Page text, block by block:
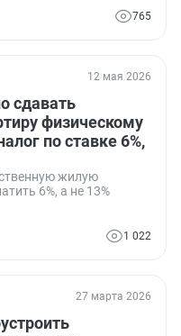
765
12 мая 2026
сдавать
физическому
по ставке 6%,
жилую
6%, а не 13%
1 022
27 марта 2026